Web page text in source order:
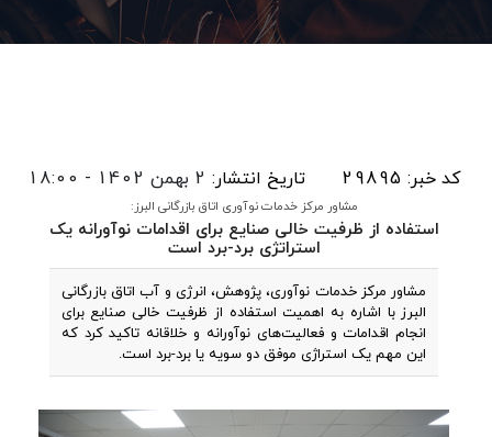
کد خبر: 29895 تاریخ انتشار: 2 بهمن 1402 - 18:00
مشاور مرکز خدمات نوآوری اتاق بازرگانی البرز:
استفاده از ظرفیت خالی صنایع برای اقدامات نوآورانه یک
استراتژی برد-برد است
مشاور مرکز خدمات نوآوری، پژوهش، انرژی و آب اتاق بازرگانی
البرز با اشاره به اهمیت استفاده از ظرفیت خالی صنایع برای
انجام اقدامات و فعالیت‌های نوآورانه و خلاقانه تاکید کرد که
این مهم یک استراژی موفق دو سویه یا برد-برد است.